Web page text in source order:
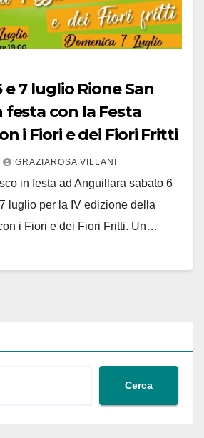
7 luglio Rione San
festa con la Festa
i Fiori e dei Fiori Fritti
GRAZIAROSA VILLANI
in festa ad Anguillara sabato 6
luglio per la IV edizione della
i Fiori e dei Fiori Fritti. Un…
Cerca